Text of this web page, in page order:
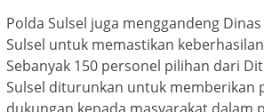
Polda Sulsel juga menggandeng
Sulsel untuk memastikan
Sebanyak 150 personel pilihan dari
Sulsel diturunkan untuk memberikan